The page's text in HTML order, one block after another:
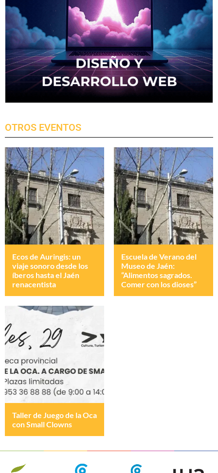
OTROS EVENTOS
Ecos de Auringis: un
viaje sonoro desde los
íberos hasta el Jaén
renacentista
Escuela de Verano del
Museo de Jaén:
“Alimentos sagrados.
Comer con los dioses”
Taller de Juego de la Oca
con Small Clowns